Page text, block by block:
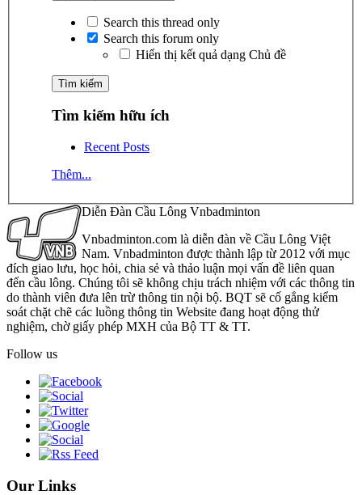
Search this thread only
Search this forum only
Hiển thị kết quả dạng Chủ đề
Tìm kiếm hữu ích
Recent Posts
Thêm...
Diễn Đàn Cầu Lông Vnbadminton
Vnbadminton.com là diễn đàn về Cầu Lông Việt
Nam. Vnbadminton được thành lập từ 2012 với mục
đích giao lưu, học hỏi, chia sẻ và thảo luận mọi vấn đề liên quan
đến cầu lông. Chúng tôi sẽ không chịu trách nhiệm với các thông tin
do thành viên đưa lên trừ thông tin nội bộ. BQT sẽ cố gắng kiểm
soát chặt chẽ các luồng thông tin Website đang hoạt động thử
nghiệm, chờ giấy phép MXH của Bộ TT & TT.
Follow us
Our Links